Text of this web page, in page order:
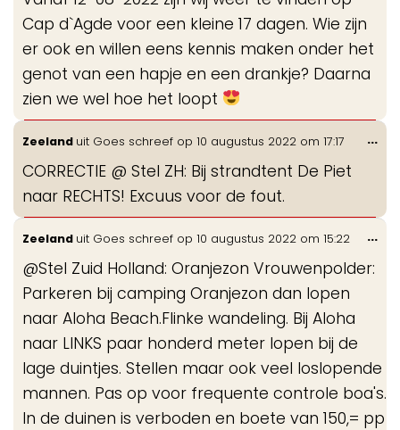
Cap d`Agde voor een kleine 17 dagen. Wie zijn
er ook en willen eens kennis maken onder het
genot van een hapje en een drankje? Daarna
zien we wel hoe het loopt
Zeeland uit Goes schreef op 10 augustus 2022 om 17:17
CORRECTIE @ Stel ZH: Bij strandtent De Piet
naar RECHTS! Excuus voor de fout.
...
Zeeland uit Goes schreef op 10 augustus 2022 om 15:22
@Stel Zuid Holland: Oranjezon Vrouwenpolder:
Parkeren bij camping Oranjezon dan lopen
naar Aloha Beach.Flinke wandeling. Bij Aloha
naar LINKS paar honderd meter lopen bij de
lage duintjes. Stellen maar ook veel loslopende
mannen. Pas op voor frequente controle boa's.
In de duinen is verboden en boete van 150,= pp
...